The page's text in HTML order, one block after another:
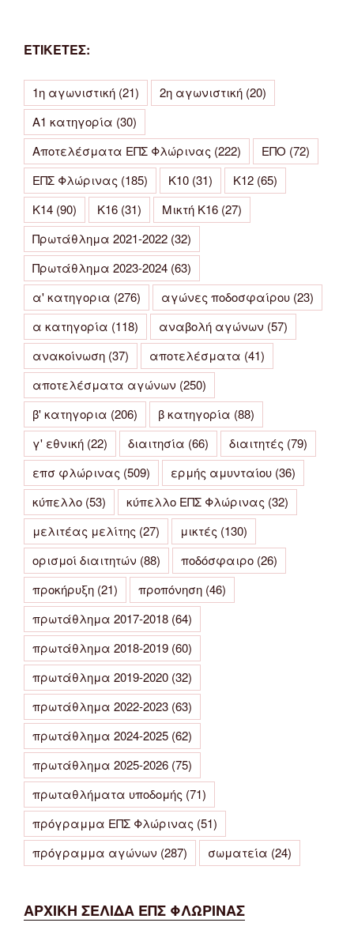
ΕΤΙΚΕΤΕΣ:
1η αγωνιστική (21) 2η αγωνιστική (20)
Α1 κατηγορία (30)
Αποτελέσματα ΕΠΣ Φλώρινας (222) ΕΠΟ (72)
ΕΠΣ Φλώρινας (185) Κ10 (31) Κ12 (65)
Κ14 (90) Κ16 (31) Μικτή Κ16 (27)
Πρωτάθλημα 2021-2022 (32)
Πρωτάθλημα 2023-2024 (63)
α' κατηγορια (276) αγώνες ποδοσφαίρου (23)
α κατηγορία (118) αναβολή αγώνων (57)
ανακοίνωση (37) αποτελέσματα (41)
αποτελέσματα αγώνων (250)
β' κατηγορια (206) β κατηγορία (88)
γ' εθνική (22) διαιτησία (66) διαιτητές (79)
επσ φλώρινας (509) ερμής αμυνταίου (36)
κύπελλο (53) κύπελλο ΕΠΣ Φλώρινας (32)
μελιτέας μελίτης (27) μικτές (130)
ορισμοί διαιτητών (88) ποδόσφαιρο (26)
προκήρυξη (21) προπόνηση (46)
πρωτάθλημα 2017-2018 (64)
πρωτάθλημα 2018-2019 (60)
πρωτάθλημα 2019-2020 (32)
πρωτάθλημα 2022-2023 (63)
πρωτάθλημα 2024-2025 (62)
πρωτάθλημα 2025-2026 (75)
πρωταθλήματα υποδομής (71)
πρόγραμμα ΕΠΣ Φλώρινας (51)
πρόγραμμα αγώνων (287) σωματεία (24)
ΑΡΧΙΚΗ ΣΕΛΙΔΑ ΕΠΣ ΦΛΩΡΙΝΑΣ